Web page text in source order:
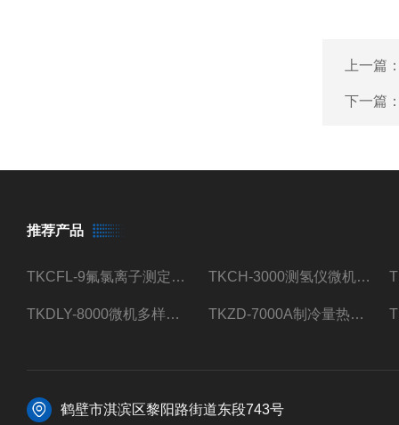
上一篇
下一篇
推荐产品
TKCFL-9氟氯离子测定仪自动煤质检测 TKCH-3000测氢仪微机氢元素测定煤质检测
TKDLY-8000微机多样测硫仪自动定硫仪化验室硫含量测定 TKZD-7000A制冷量热仪自动升降热值仪煤质检测
鹤壁市淇滨区黎阳路街道东段743号